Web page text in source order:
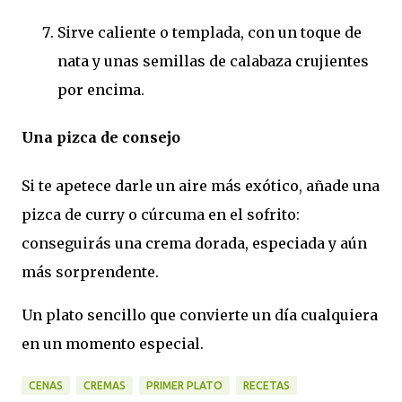
Sirve caliente o templada, con un toque de
nata y unas semillas de calabaza crujientes
por encima.
Una pizca de consejo
Si te apetece darle un aire más exótico, añade una
pizca de curry o cúrcuma en el sofrito:
conseguirás una crema dorada, especiada y aún
más sorprendente.
Un plato sencillo que convierte un día cualquiera
en un momento especial.
CENAS CREMAS PRIMER PLATO RECETAS